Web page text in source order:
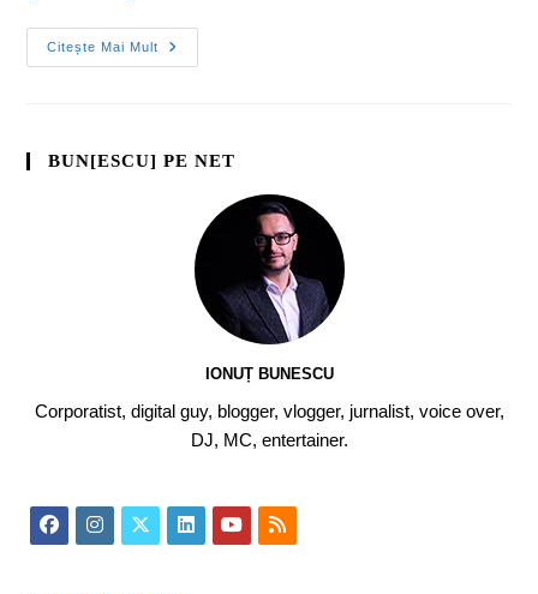
Citește Mai Mult
BUN[ESCU] PE NET
IONUȚ BUNESCU
Corporatist, digital guy, blogger, vlogger, jurnalist, voice over,
DJ, MC, entertainer.